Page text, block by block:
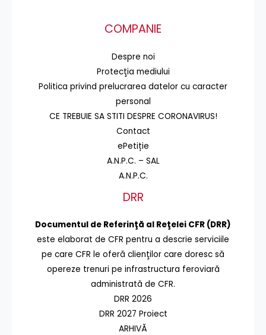
COMPANIE
Despre noi
Protecţia mediului
Politica privind prelucrarea datelor cu caracter
personal
CE TREBUIE SA STITI DESPRE CORONAVIRUS!
Contact
ePetiție
A.N.P.C. – SAL
A.N.P.C.
DRR
Documentul de Referinţă al Reţelei CFR (DRR)
este elaborat de CFR pentru a descrie serviciile
pe care CFR le oferă clienţilor care doresc să
opereze trenuri pe infrastructura feroviară
administrată de CFR.
DRR 2026
DRR 2027 Proiect
ARHIVĂ